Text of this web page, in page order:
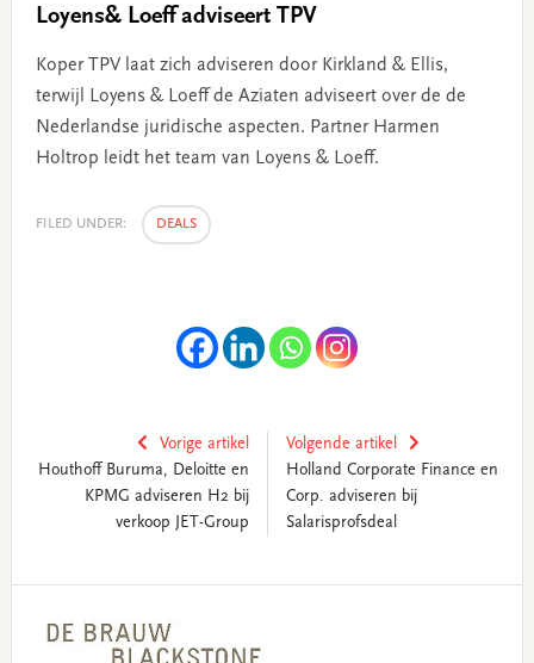
Loyens& Loeff adviseert TPV
Koper TPV laat zich adviseren door Kirkland & Ellis,
terwijl Loyens & Loeff de Aziaten adviseert over de de
Nederlandse juridische aspecten. Partner Harmen
Holtrop leidt het team van Loyens & Loeff.
FILED UNDER: DEALS
Vorige artikel
Houthoff Buruma, Deloitte en
KPMG adviseren H2 bij
verkoop JET-Group
Volgende artikel
Holland Corporate Finance en
Corp. adviseren bij
Salarisprofsdeal
Sidebar